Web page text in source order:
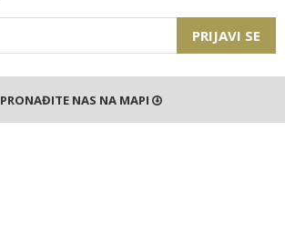
PRIJAVI SE
PRONAĐITE NAS NA MAPI